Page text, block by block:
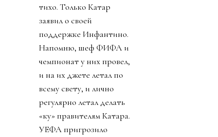
тихо. Только Катар
заявил о своей
поддержке Инфантино.
Напомню, шеф ФИФА и
чемпионат у них провел,
и на их джете летал по
всему свету, и лично
регулярно летал делать
«ку» правителям Катара.
УЕФА пригрозило